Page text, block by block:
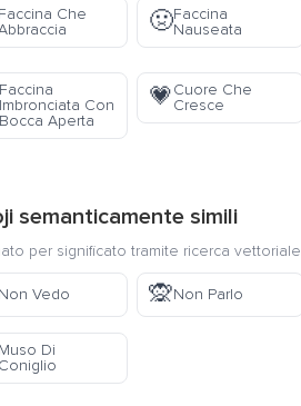
Faccina Che
🤢Faccina
Nauseata
Faccina
Imbronciata Con
Bocca Aperta
💗Cuore Che
Cresce
semanticamente simili
per significato tramite ricerca
Non Vedo 🙊Non Parlo
Muso Di
Coniglio